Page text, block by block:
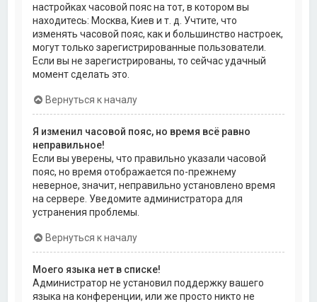
настройках часовой пояс на тот, в котором вы
находитесь: Москва, Киев и т. д. Учтите, что
изменять часовой пояс, как и большинство настроек,
могут только зарегистрированные пользователи.
Если вы не зарегистрированы, то сейчас удачный
момент сделать это.
Вернуться к началу
Я изменил часовой пояс, но время всё равно
неправильное!
Если вы уверены, что правильно указали часовой
пояс, но время отображается по-прежнему
неверное, значит, неправильно установлено время
на сервере. Уведомите администратора для
устранения проблемы.
Вернуться к началу
Моего языка нет в списке!
Администратор не установил поддержку вашего
языка на конференции, или же просто никто не